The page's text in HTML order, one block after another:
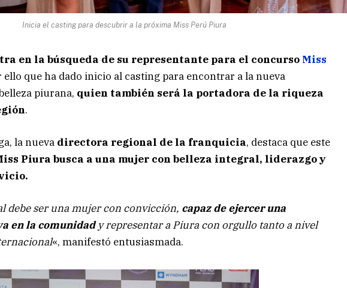
Inicia el casting para descubrir a la próxima Miss Perú Piura
en la búsqueda de su representante para el concurso Miss
ello que ha dado inicio al casting para encontrar a la nueva
piurana, quien también será la portadora de la riqueza
.
la nueva directora regional de la franquicia, destaca que este
Piura busca a una mujer con belleza integral, liderazgo y
debe ser una mujer con convicción, capaz de ejercer una
en la comunidady representar a Piura con orgullo tanto a nivel
«, manifestó entusiasmada.